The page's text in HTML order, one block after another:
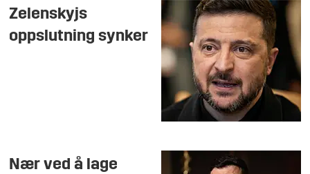
Zelenskyjs
oppslutning synker
Nær ved å lage